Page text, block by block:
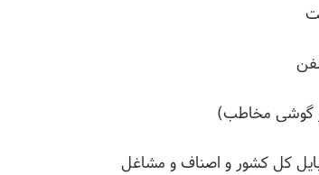
گوشی مخاطب)
کل کشور و اصناف و مشاغل